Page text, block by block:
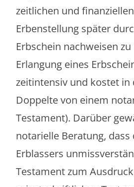
zeitlichen und
Erbenstellung später
Erbschein nachweisen
Erlangung eines
zeitintensiv und kostet in
Doppelte von einem
Testament). Darüber
notarielle Beratung, dass
Erblassers
Testament zum